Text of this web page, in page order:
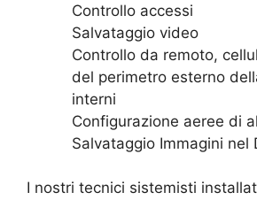
Controllo accessi
Salvataggio video
Controllo da remoto,
del perimetro esterno
interni
Configurazione aeree di
Salvataggio Immagini nel
I nostri tecnici sistemisti